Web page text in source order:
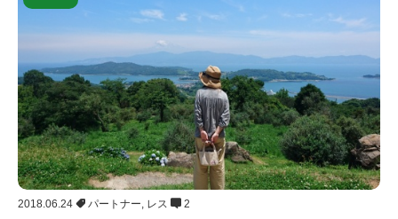
2018.06.24 パートナー, レス 2